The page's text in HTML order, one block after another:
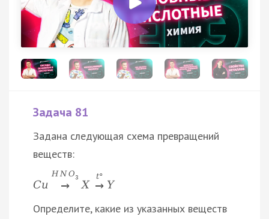
Задача 81
Задана следующая схема превращений
веществ:
Cu
HNO3
→ X
t°
→ Y
Определите, какие из указанных веществ